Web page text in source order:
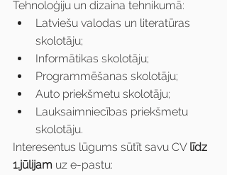
Tehnoloģiju un dizaina tehnikumā:
Latviešu valodas un literatūras
skolotāju;
Informātikas skolotāju;
Programmēšanas skolotāju;
Auto priekšmetu skolotāju;
Lauksaimniecības priekšmetu
skolotāju.
Interesentus lūgums sūtīt savu CV līdz
1.jūlijam uz e-pastu: